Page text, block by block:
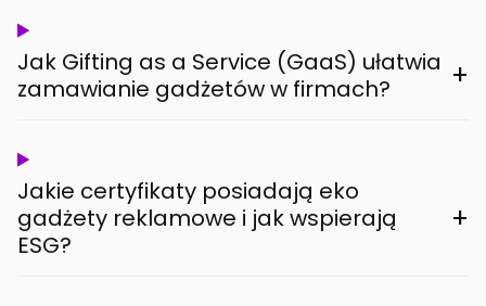
Jak Gifting as a Service (GaaS) ułatwia
zamawianie gadżetów w firmach?
+
Jakie certyfikaty posiadają eko
gadżety reklamowe i jak wspierają
ESG?
+